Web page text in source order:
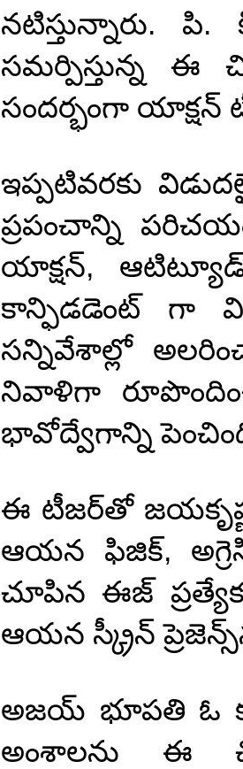
నటిస్తున్నారు.
సమర్పిస్తున్న ఈ
సందర్భంగా యాక్షన్
ఇప్పటివరకు
ప్రపంచాన్ని
యాక్షన్,
కాన్ఫిడడెంట్ గా
సన్నివేశాల్లో
నివాళిగా
భావోద్వేగాన్ని
ఈ టీజర్‌తో
ఆయన ఫిజిక్,
చూపిన ఈజ్
ఆయన స్క్రీన్
అజయ్ భూపతి ఓ
అంశాలను ఈ